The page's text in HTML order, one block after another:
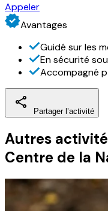
Appeler
Avantages
Guidé sur les
En sécurité
Accompagné
Partager l’activité
Autres
Centre de la